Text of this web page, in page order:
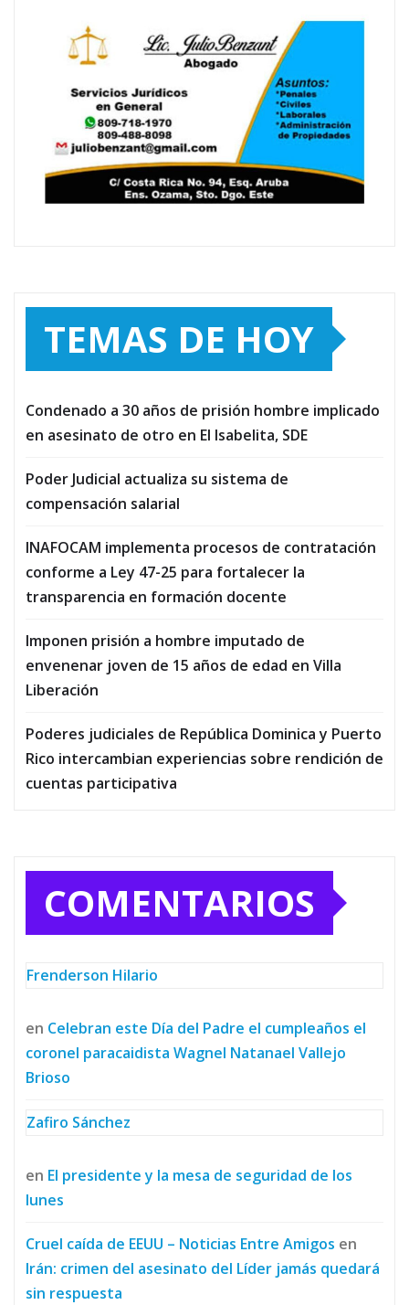
TEMAS DE HOY
Condenado a 30 años de prisión hombre implicado
en asesinato de otro en El Isabelita, SDE
Poder Judicial actualiza su sistema de
compensación salarial
INAFOCAM implementa procesos de contratación
conforme a Ley 47-25 para fortalecer la
transparencia en formación docente
Imponen prisión a hombre imputado de
envenenar joven de 15 años de edad en Villa
Liberación
Poderes judiciales de República Dominica y Puerto
Rico intercambian experiencias sobre rendición de
cuentas participativa
COMENTARIOS
Frenderson Hilario
en Celebran este Día del Padre el cumpleaños el
coronel paracaidista Wagnel Natanael Vallejo
Brioso
Zafiro Sánchez
en El presidente y la mesa de seguridad de los
lunes
Cruel caída de EEUU – Noticias Entre Amigos en
Irán: crimen del asesinato del Líder jamás quedará
sin respuesta